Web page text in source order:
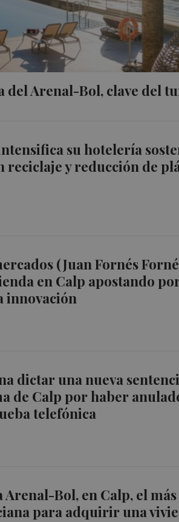
del Arenal-Bol, clave del
su hotelería
reciclaje y reducción de
(Juan Fornés
en Calp apostando
innovación
dictar una nueva
de Calp por haber
telefónica
Bol, en Calp, el
para adquirir una